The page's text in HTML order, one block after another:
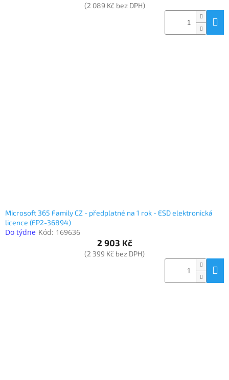
(2 089 Kč bez DPH)
Microsoft 365 Family CZ - předplatné na 1 rok - ESD elektronická
licence (EP2-36894)
Do týdne Kód: 169636
2 903 Kč
(2 399 Kč bez DPH)